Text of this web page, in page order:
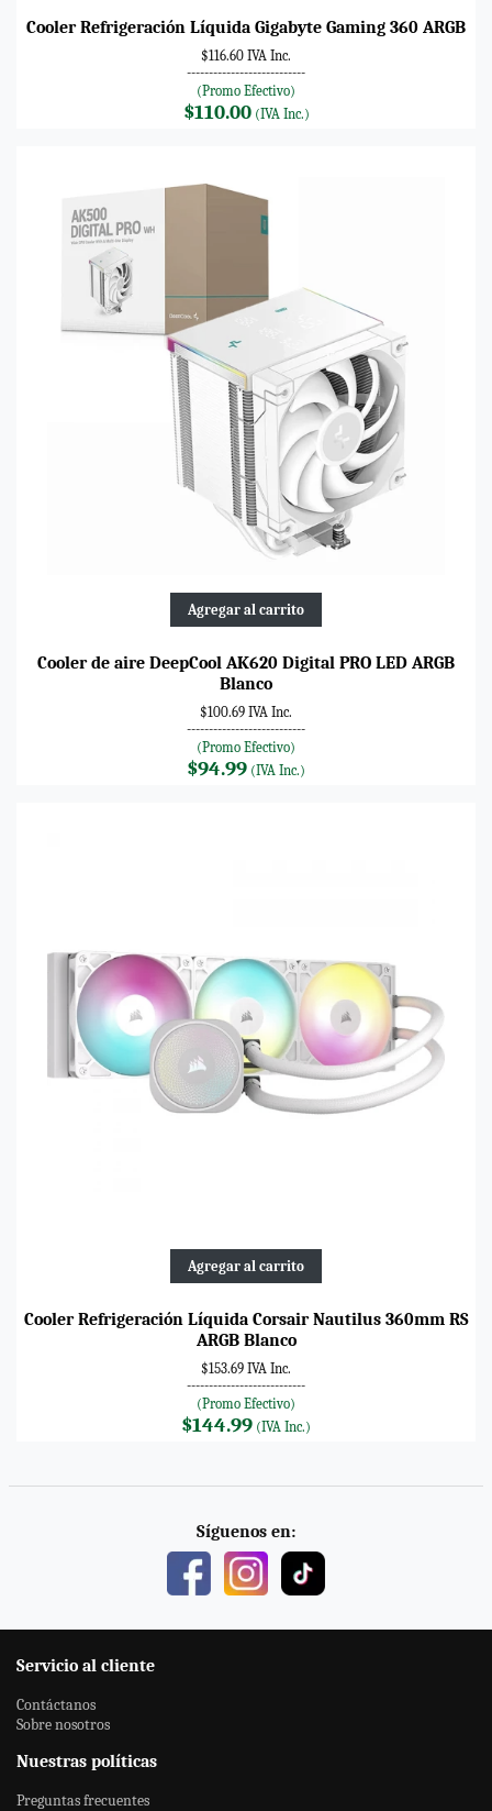
Cooler Refrigeración Líquida Gigabyte Gaming 360 ARGB
$116.60 IVA Inc.
---------------------------
(Promo Efectivo)
$110.00(IVA Inc.)
Agregar al carrito
Cooler de aire DeepCool AK620 Digital PRO LED ARGB
Blanco
$100.69 IVA Inc.
---------------------------
(Promo Efectivo)
$94.99 (IVA Inc.)
Agregar al carrito
Cooler Refrigeración Líquida Corsair Nautilus 360mm RS
ARGB Blanco
$153.69 IVA Inc.
---------------------------
(Promo Efectivo)
$144.99 (IVA Inc.)
Síguenos en:
Servicio al cliente
Contáctanos
Sobre nosotros
Nuestras políticas
Preguntas frecuentes